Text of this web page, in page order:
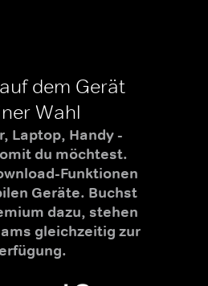
dem Gerät
Wahl
Laptop, Handy -
du möchtest.
Funktionen
Geräte. Buchst
dazu, stehen
gleichzeitig zur